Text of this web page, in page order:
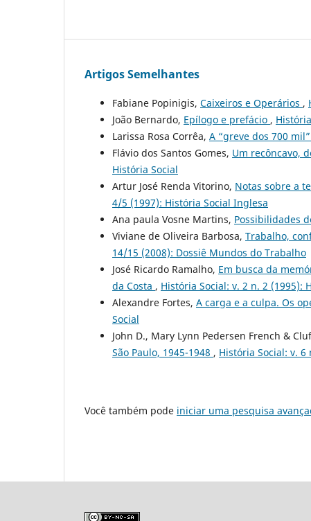
Artigos Semelhantes
Fabiane Popinigis, Caixeiros e Operários ,
João Bernardo, Epílogo e prefácio ,
Larissa Rosa Corrêa, A “greve dos 700 mil”
Flávio dos Santos Gomes, Um recôncavo,
História Social
Artur José Renda Vitorino, Notas sobre a
4/5 (1997): História Social Inglesa
Ana paula Vosne Martins, Possibilidades
Viviane de Oliveira Barbosa, Trabalho,
14/15 (2008): Dossiê Mundos do Trabalho
José Ricardo Ramalho, Em busca da
da Costa , História Social: v. 2 n. 2 (1995):
Alexandre Fortes, A carga e a culpa. Os
Social
John D., Mary Lynn Pedersen French &
São Paulo, 1945-1948 , História Social: v.
Você também pode iniciar uma pesquisa